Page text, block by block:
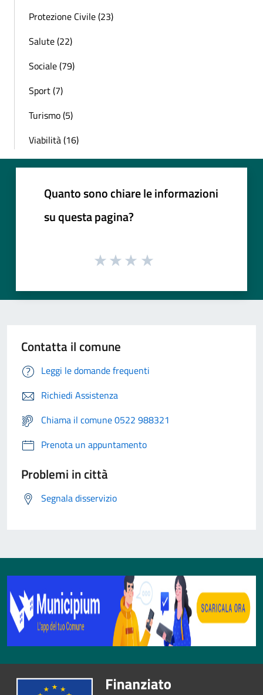
Protezione Civile (23)
Salute (22)
Sociale (79)
Sport (7)
Turismo (5)
Viabilità (16)
Quanto sono chiare le informazioni
su questa pagina?
Contatta il comune
Leggi le domande frequenti
Richiedi Assistenza
Chiama il comune 0522 988321
Prenota un appuntamento
Problemi in città
Segnala disservizio